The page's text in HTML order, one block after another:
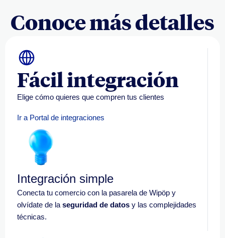
Conoce más detalles
Fácil integración
Elige cómo quieres que compren tus clientes
Ir a Portal de integraciones
Integración simple
Conecta tu comercio con la pasarela de Wipöp y
olvídate de la seguridad de datos y las complejidades
técnicas.